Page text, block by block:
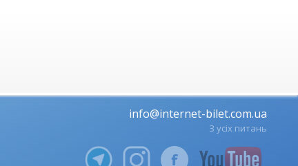
info@internet-bilet.com.ua
З усіх питань